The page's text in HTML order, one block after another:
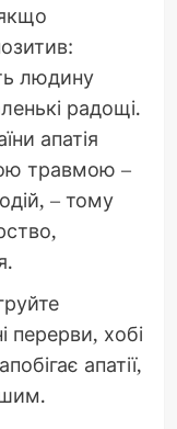
людину
радощі.
апатія
травмою –
– тому
перерви, хобі
апатії,